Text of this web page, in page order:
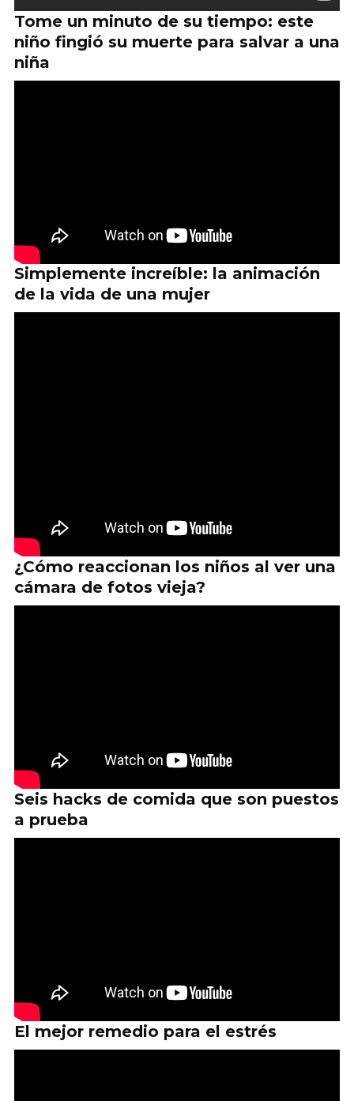
Tome un minuto de su tiempo: este
niño fingió su muerte para salvar a una
niña
Simplemente increíble: la animación
de la vida de una mujer
¿Cómo reaccionan los niños al ver una
cámara de fotos vieja?
Seis hacks de comida que son puestos
a prueba
El mejor remedio para el estrés